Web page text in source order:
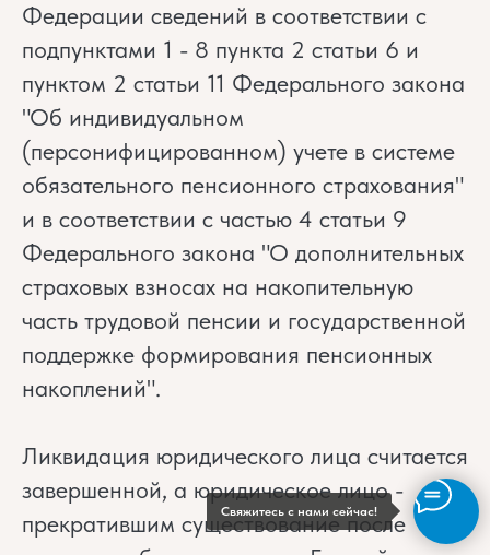
Свяжитесь с нами сейчас!
Федерации сведений в соответствии с
подпунктами 1 - 8 пункта 2 статьи 6 и
пунктом 2 статьи 11 Федерального закона
"Об индивидуальном
(персонифицированном) учете в системе
обязательного пенсионного страхования"
и в соответствии с частью 4 статьи 9
Федерального закона "О дополнительных
страховых взносах на накопительную
часть трудовой пенсии и государственной
поддержке формирования пенсионных
накоплений".
Ликвидация юридического лица считается
завершенной, а юридическое лицо -
прекратившим существование после